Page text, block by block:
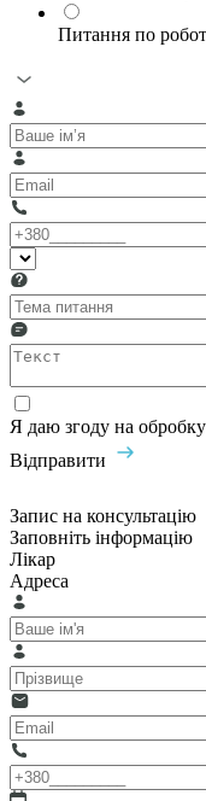
Питання по
Я даю згоду на
Відправити
Запис на консультацію
Заповніть інформацію
Лікар
Адреса